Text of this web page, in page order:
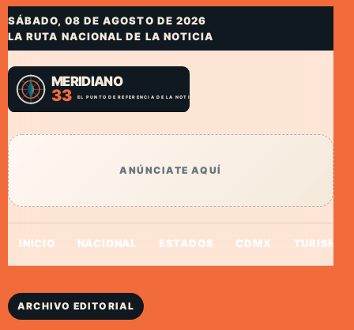
SÁBADO, 08 DE AGOSTO DE 2026
LA RUTA NACIONAL DE LA NOTICIA
ANÚNCIATE AQUÍ
INICIO NACIONAL ESTADOS CDMX TURISMO
ARCHIVO EDITORIAL